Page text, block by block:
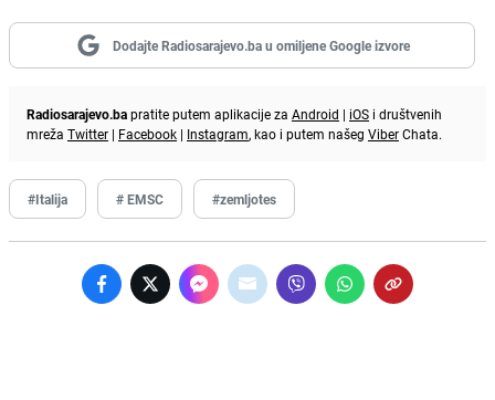
Dodajte Radiosarajevo.ba u omiljene Google izvore
Radiosarajevo.bapratite putem aplikacije za Android | iOS i društvenih
mreža Twitter | Facebook | Instagram, kao i putem našeg ViberChata.
#Italija # EMSC #zemljotes